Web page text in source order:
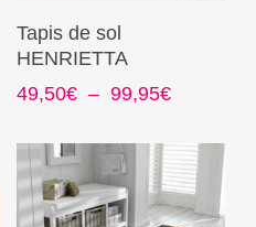
du
produit
Choix Des Options
produit
a
plusieurs
Les
options
peuvent
Tapis de sol
HENRIETTA
49,50€ – 99,95€Plage
prix :
49,50€
à
99,95€